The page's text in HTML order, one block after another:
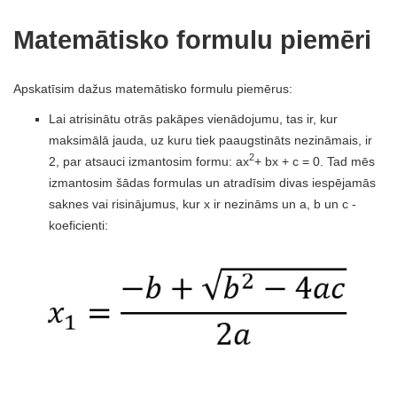
Matemātisko formulu piemēri
Apskatīsim dažus matemātisko formulu piemērus:
Lai atrisinātu otrās pakāpes vienādojumu, tas ir, kur
maksimālā jauda, ​​uz kuru tiek paaugstināts nezināmais, ir
2, par atsauci izmantosim formu: ax2+ bx + c = 0. Tad mēs
izmantosim šādas formulas un atradīsim divas iespējamās
saknes vai risinājumus, kur x ir nezināms un a, b un c -
koeficienti: